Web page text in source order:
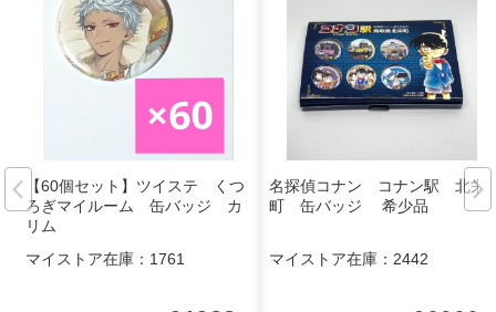
【60個セット】ツイステ くつ
ろぎマイルーム 缶バッジ カ
リム
マイストア在庫： 1761
名探偵コナン コナン駅 北栄
町 缶バッジ 希少品
マイストア在庫： 2442